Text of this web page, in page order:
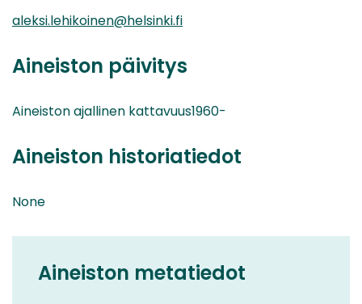
aleksi.lehikoinen@helsinki.fi
Aineiston päivitys
Aineiston ajallinen kattavuus1960-
Aineiston historiatiedot
None
Aineiston metatiedot